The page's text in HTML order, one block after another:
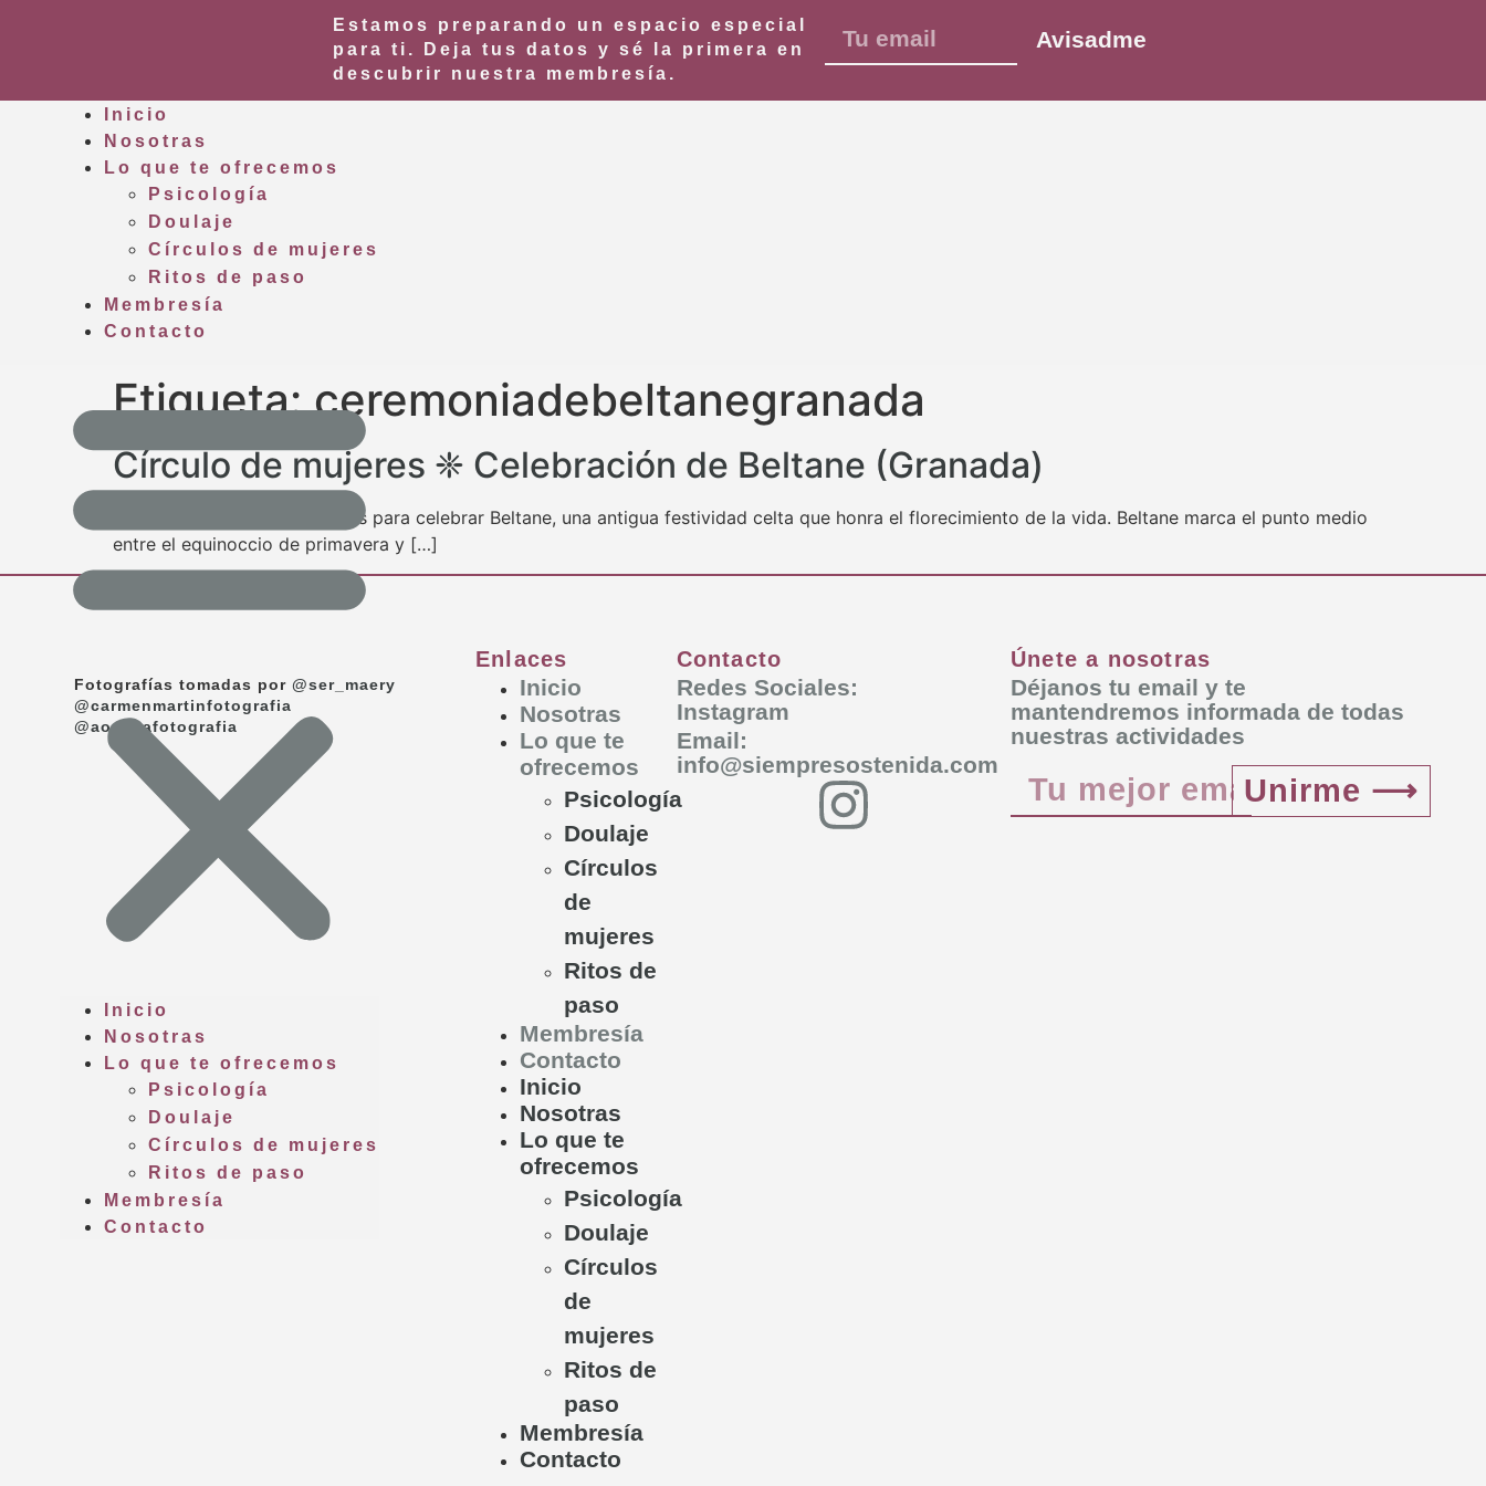
Estamos preparando un espacio especial
para ti.
Deja tus datos y sé la primera en
descubrir nuestra membresía.
Avisadme
Inicio
Nosotras
Lo que te ofrecemos
Psicología
Doulaje
Círculos de mujeres
Ritos de paso
Membresía
Contacto
Inicio
Nosotras
Lo que te ofrecemos
Psicología
Doulaje
Círculos de mujeres
Ritos de paso
Membresía
Contacto
Etiqueta:ceremoniadebeltanegranada
Círculo de mujeres ❈ Celebración de Beltane (Granada)
En esta ocasión, nos reunimos para celebrar Beltane, una antigua festividad celta que honra el florecimiento de la vida. Beltane marca el punto medio
entre el equinoccio de primavera y […]
Fotografías tomadas por@ser_maery
@carmenmartinfotografia
@aocanafotografia
Enlaces
Inicio
Nosotras
Lo que te
ofrecemos
Psicología
Doulaje
Círculos
de
mujeres
Ritos de
paso
Membresía
Contacto
Inicio
Nosotras
Lo que te
ofrecemos
Psicología
Doulaje
Círculos
de
mujeres
Ritos de
paso
Membresía
Contacto
Contacto
Redes Sociales:
Instagram
Email:
info@siempresostenida.com
Únete a nosotras
Déjanos tu email y te
mantendremos informada de todas
nuestras actividades
Unirme ⟶